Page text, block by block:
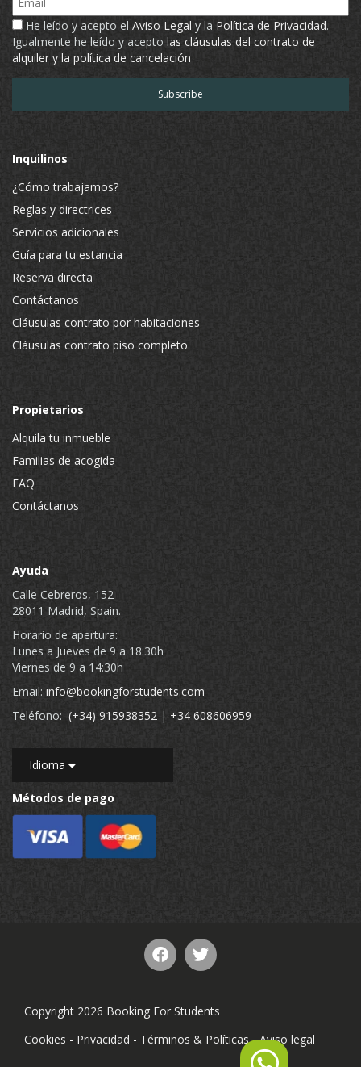
He leído y acepto el Aviso Legal y la Política de Privacidad.
Igualmente he leído y acepto las cláusulas del contrato de
alquiler y la política de cancelación
Inquilinos
¿Cómo trabajamos?
Reglas y directrices
Servicios adicionales
Guía para tu estancia
Reserva directa
Contáctanos
Cláusulas contrato por habitaciones
Cláusulas contrato piso completo
Propietarios
Alquila tu inmueble
Familias de acogida
FAQ
Contáctanos
Ayuda
Calle Cebreros, 152
28011 Madrid, Spain.
Horario de apertura:
Lunes a Jueves de 9 a 18:30h
Viernes de 9 a 14:30h
Email: info@bookingforstudents.com
Teléfono: (+34) 915938352 | +34 608606959
Idioma
Métodos de pago
Copyright 2026 Booking For Students
Cookies - Privacidad - Términos & Políticas-Aviso legal